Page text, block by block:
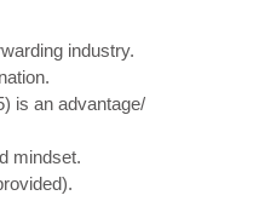
industry.
is an advantage/
mindset.